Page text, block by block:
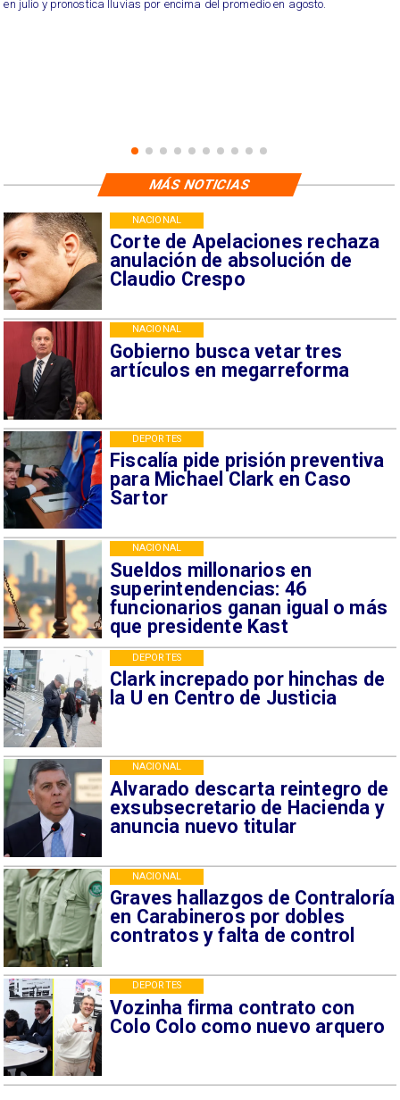
en julio y pronostica lluvias por encima del promedio en agosto.
Corte de Apelaciones rechaza
anulación de absolución de
Claudio Crespo
NACIONAL
Gobierno busca vetar tres
artículos en megarreforma
NACIONAL
Fiscalía pide prisión preventiva
para Michael Clark en Caso
Sartor
DEPORTES
Sueldos millonarios en
superintendencias: 46
funcionarios ganan igual o más
que presidente Kast
NACIONAL
Clark increpado por hinchas de
la U en Centro de Justicia
DEPORTES
Alvarado descarta reintegro de
exsubsecretario de Hacienda y
anuncia nuevo titular
NACIONAL
Graves hallazgos de Contraloría
en Carabineros por dobles
contratos y falta de control
NACIONAL
Vozinha firma contrato con
Colo Colo como nuevo arquero
DEPORTES
MÁS NOTICIAS